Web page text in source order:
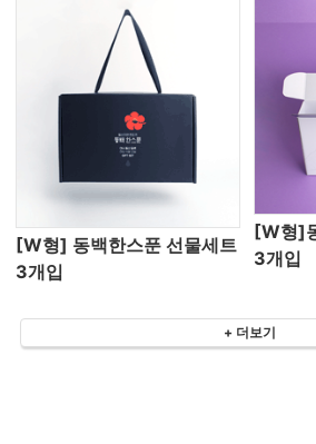
[W형] 동백한스푼 선물세트
3개입
[W형]
3개입
+ 더보기